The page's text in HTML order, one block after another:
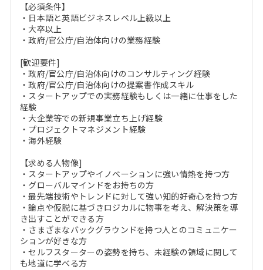
【必須条件】
・日本語と英語ビジネスレベル上級以上
・大卒以上
・政府/官公庁/自治体向けの業務経験
[歓迎要件]
・政府/官公庁/自治体向けのコンサルティング経験
・政府/官公庁/自治体向けの提案書作成スキル
・スタートアップでの実務経験もしくは一緒に仕事をした
経験
・大企業等での新規事業立ち上げ経験
・プロジェクトマネジメント経験
・海外経験
【求める人物像]
・スタートアップやイノベーションに強い情熱を持つ方
・グローバルマインドをお持ちの方
・最先端技術やトレンドに対して強い知的好奇心を持つ方
・論点や仮説に基づきロジカルに物事を考え、解決策を導
き出すことができる方
・さまざまなバックグラウンドを持つ人とのコミュニケー
ションが好きな方
・セルフスターターの姿勢を持ち、未経験の領域に関して
も地道に学べる方